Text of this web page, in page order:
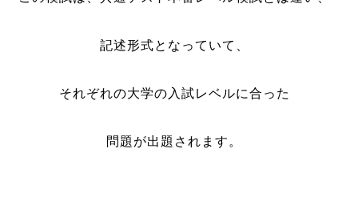
記述形式となっていて、
それぞれの大学の入試レベルに合った
問題が出題されます。